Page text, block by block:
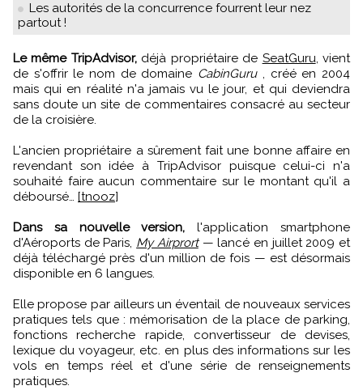
Les autorités de la concurrence fourrent leur nez
partout !
Le même TripAdvisor, déjà propriétaire de SeatGuru, vient
de s'offrir le nom de domaine CabinGuru , créé en 2004
mais qui en réalité n'a jamais vu le jour, et qui deviendra
sans doute un site de commentaires consacré au secteur
de la croisière.
L'ancien propriétaire a sûrement fait une bonne affaire en
revendant son idée à TripAdvisor puisque celui-ci n'a
souhaité faire aucun commentaire sur le montant qu'il a
déboursé… [tnooz]
Dans sa nouvelle version,l'application smartphone
d'Aéroports de Paris, My Airprort — lancé en juillet 2009 et
déjà téléchargé près d'un million de fois — est désormais
disponible en 6 langues.
Elle propose par ailleurs un éventail de nouveaux services
pratiques tels que : mémorisation de la place de parking,
fonctions recherche rapide, convertisseur de devises,
lexique du voyageur, etc. en plus des informations sur les
vols en temps réel et d'une série de renseignements
pratiques.